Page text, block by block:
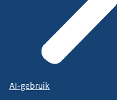
AI-gebruik